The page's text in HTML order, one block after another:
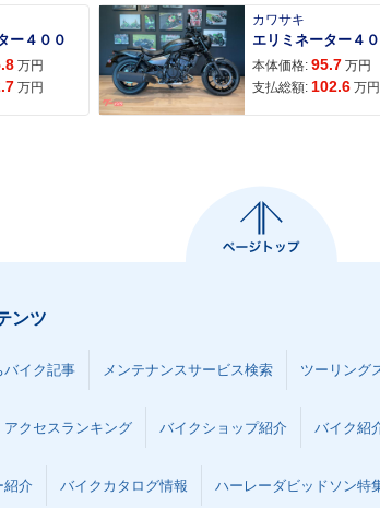
ー４００
万円
万円
カワサキ
本体価格: 95.7 万円
支払総額: 102.6 万円
ンツ
バイク記事 メンテナンスサービス検索 ツーリング
アクセスランキング バイクショップ紹介 バイク紹
紹介 バイクカタログ情報 ハーレーダビッドソン特